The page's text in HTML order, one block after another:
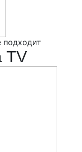
подходит
TV